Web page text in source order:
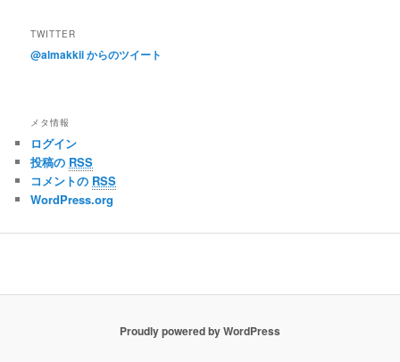
TWITTER
@almakkii からのツイート
メタ情報
ログイン
投稿の RSS
コメントの RSS
WordPress.org
Proudly powered by WordPress